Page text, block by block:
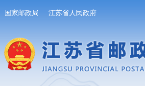
国家邮政局 江苏省人民政府